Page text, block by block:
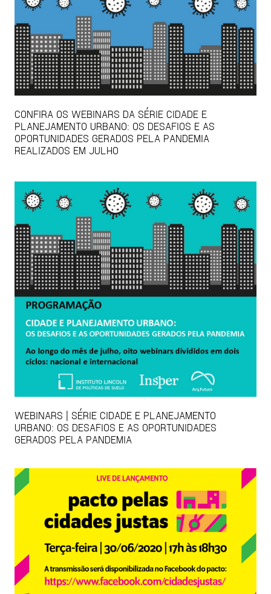
CONFIRA OS WEBINARS DA SÉRIE CIDADE E
PLANEJAMENTO URBANO: OS DESAFIOS E AS
OPORTUNIDADES GERADOS PELA PANDEMIA
REALIZADOS EM JULHO
WEBINARS | SÉRIE CIDADE E PLANEJAMENTO
URBANO: OS DESAFIOS E AS OPORTUNIDADES
GERADOS PELA PANDEMIA